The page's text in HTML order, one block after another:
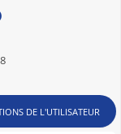
DE L'UTILISATEUR